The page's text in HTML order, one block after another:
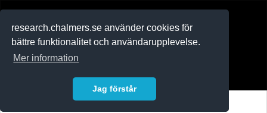
research.chalmers.se använder cookies för
bättre funktionalitet och användarupplevelse.
Mer information
Jag förstår